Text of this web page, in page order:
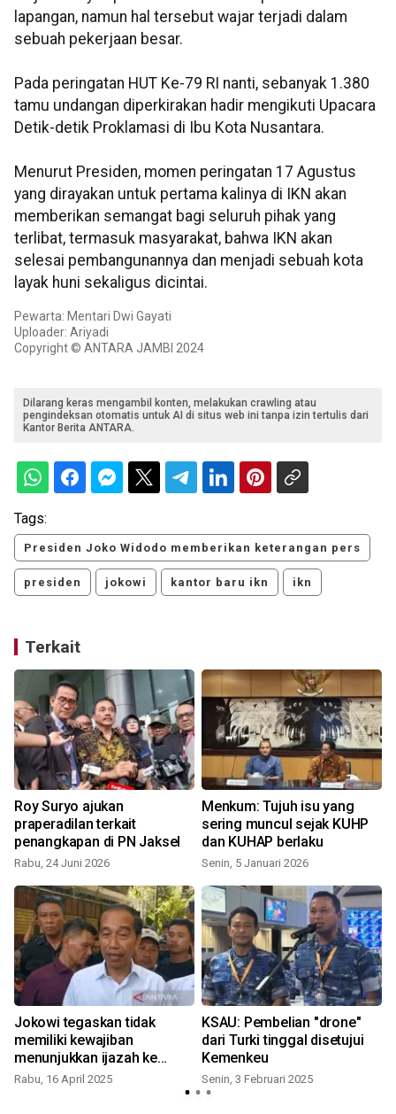
lapangan, namun hal tersebut wajar terjadi dalam
sebuah pekerjaan besar.
Pada peringatan HUT Ke-79 RI nanti, sebanyak 1.380
tamu undangan diperkirakan hadir mengikuti Upacara
Detik-detik Proklamasi di Ibu Kota Nusantara.
Menurut Presiden, momen peringatan 17 Agustus
yang dirayakan untuk pertama kalinya di IKN akan
memberikan semangat bagi seluruh pihak yang
terlibat, termasuk masyarakat, bahwa IKN akan
selesai pembangunannya dan menjadi sebuah kota
layak huni sekaligus dicintai.
Pewarta: Mentari Dwi Gayati
Uploader: Ariyadi
Copyright © ANTARA JAMBI 2024
Dilarang keras mengambil konten, melakukan crawling atau
pengindeksan otomatis untuk AI di situs web ini tanpa izin tertulis dari
Kantor Berita ANTARA.
Tags:
Presiden Joko Widodo memberikan keterangan pers
presiden jokowi kantor baru ikn ikn
Terkait
Roy Suryo ajukan
praperadilan terkait
penangkapan di PN Jaksel
Rabu, 24 Juni 2026
Menkum: Tujuh isu yang
sering muncul sejak KUHP
dan KUHAP berlaku
Senin, 5 Januari 2026
Jokowi tegaskan tidak
memiliki kewajiban
menunjukkan ijazah ke
TPUA
Rabu, 16 April 2025
KSAU: Pembelian "drone"
dari Turki tinggal disetujui
Kemenkeu
Senin, 3 Februari 2025